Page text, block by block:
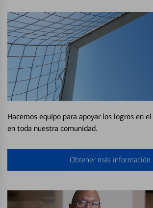
Hacemos equipo para apoyar los logros en
en toda nuestra comunidad.
Obtener más información